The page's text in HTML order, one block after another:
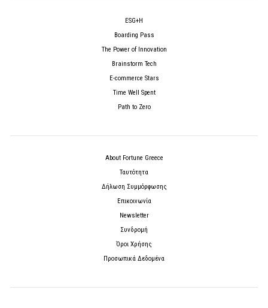
ESG+H
Boarding Pass
The Power of Innovation
Brainstorm Tech
E-commerce Stars
Time Well Spent
Path to Zero
About Fortune Greece
Ταυτότητα
Δήλωση Συμμόρφωσης
Επικοινωνία
Newsletter
Συνδρομή
Όροι Χρήσης
Προσωπικά Δεδομένα